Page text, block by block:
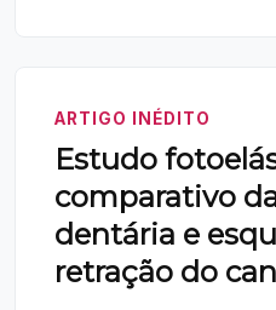
ARTIGO INÉDITO
Estudo
comparativo
dentária e
retração do